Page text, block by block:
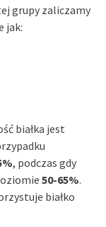
grupy zaliczamy
jak:
białka jest
, podczas gdy
50-65%.
białko